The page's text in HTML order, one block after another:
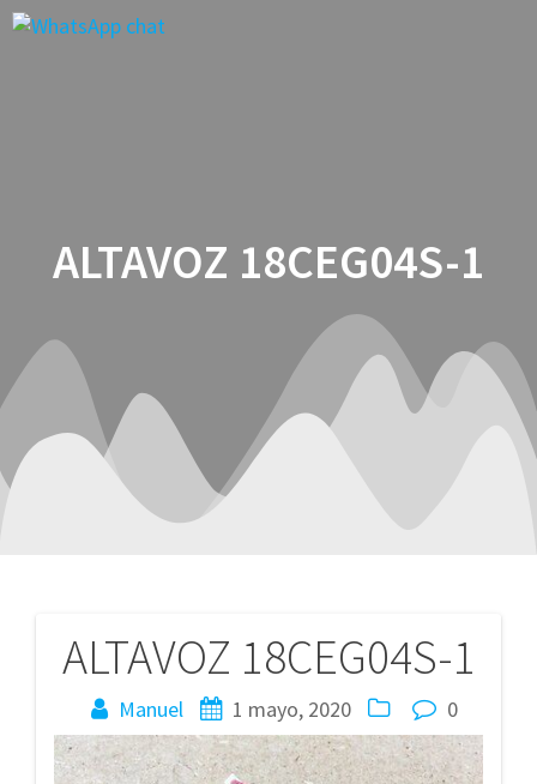
ALTAVOZ 18CEG04S-1
ALTAVOZ 18CEG04S-1
Manuel 1 mayo, 2020 0
Navegación
de